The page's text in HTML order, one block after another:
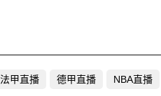
法甲直播 德甲直播 NBA直播